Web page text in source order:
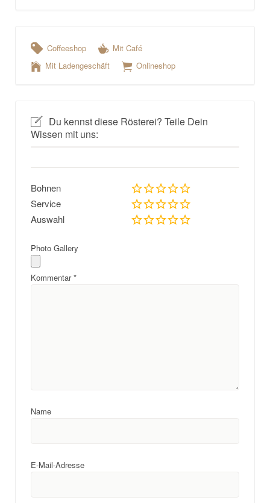
Coffeeshop
Mit Café
Mit Ladengeschäft
Onlineshop
Du kennst diese Rösterei? Teile Dein
Wissen mit uns:
Bohnen
Service
Auswahl
Photo Gallery
Kommentar*
Name
E-Mail-Adresse